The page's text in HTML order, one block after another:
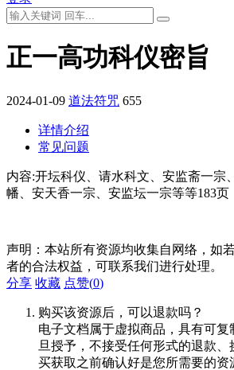
正一高功科仪密旨
2024-01-09 道法符咒 655
详情介绍
常见问题
内容:开坛科仪、请水科文、安监斋一宗
幡、安天香一宗、安监坛一宗等等183页
声明：本站所有资源均收集自网络，如
者的合法权益，可联系我们进行处理。
分享 收藏 点赞(0)
购买该资源后，可以退款吗？
电子文档属于虚拟商品，具有可复
旦授予，不接受任何形式的退款
买获取之前确认好是您所需要的资